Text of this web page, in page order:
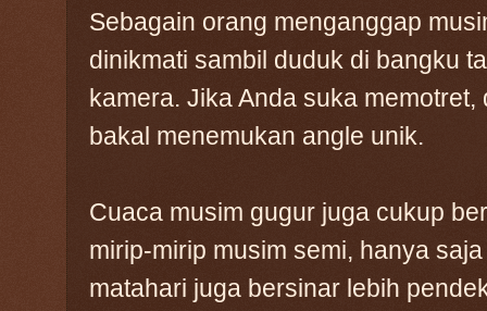
Sebagain orang menganggap
dinikmati sambil duduk di bangku
kamera. Jika Anda suka
bakal menemukan angle unik.
Cuaca musim gugur juga cukup
mirip-mirip musim semi, hanya
matahari juga bersinar lebih